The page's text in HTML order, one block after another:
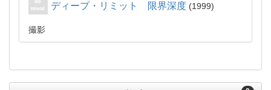
ディープ・リミット 限界深度 1999
撮影